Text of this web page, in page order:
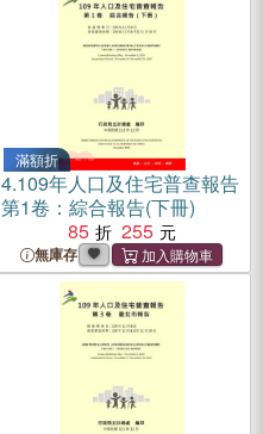
滿額折
4.109年人口及住宅普查報告
第1卷：綜合報告(下冊)
85
255
無庫存